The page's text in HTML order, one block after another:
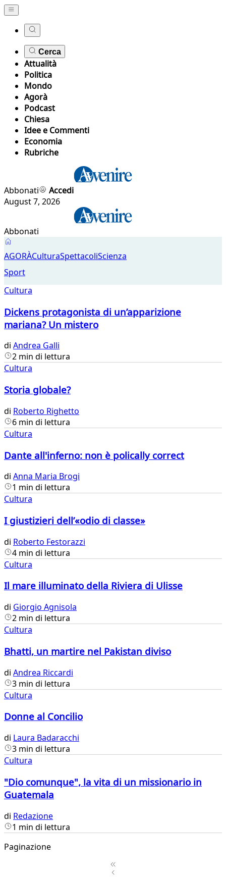
Cerca
Attualità
Politica
Mondo
Agorà
Podcast
Chiesa
Idee e Commenti
Economia
Rubriche
Abbonati
Accedi
August 7, 2026
Abbonati
Cultura
AGORÀCulturaSpettacoliScienza
Sport
Cultura
Dickens protagonista di un’apparizione
mariana? Un mistero
di Andrea Galli
2 min di lettura
Cultura
Storia globale?
di Roberto Righetto
6 min di lettura
Cultura
Dante all'inferno: non è polically correct
di Anna Maria Brogi
1 min di lettura
Cultura
I giustizieri dell’«odio di classe»
di Roberto Festorazzi
4 min di lettura
Cultura
Il mare illuminato della Riviera di Ulisse
di Giorgio Agnisola
2 min di lettura
Cultura
Bhatti, un martire nel Pakistan diviso
di Andrea Riccardi
3 min di lettura
Cultura
Donne al Concilio
di Laura Badaracchi
3 min di lettura
Cultura
"Dio comunque", la vita di un missionario in
Guatemala
di Redazione
1 min di lettura
Paginazione